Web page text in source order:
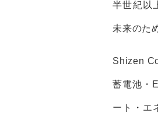
半世紀以
未来のた
Shizen
蓄電池・
ート・エ